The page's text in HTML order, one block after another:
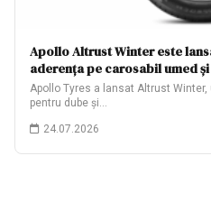
Apollo Altrust Winter este
aderența pe carosabil umed
Apollo Tyres a lansat Altrust
pentru dube și…
24.07.2026